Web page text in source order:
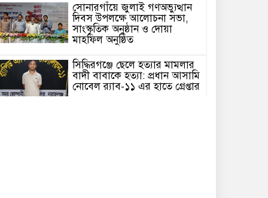
সোনারগাঁয়ে জুলাই গণঅভ্যুত্থান
দিবস উপলক্ষে আলোচনা সভা,
সাংস্কৃতিক অনুষ্ঠান ও দোয়া
মাহফিল অনুষ্ঠিত
সিদ্ধিরগঞ্জে ছেলে হত্যার মামলার
বাদী বাবাকে হত্যা: প্রধান আসামি
নোবেল র‍্যাব-১১ এর হাতে গ্রেপ্তার